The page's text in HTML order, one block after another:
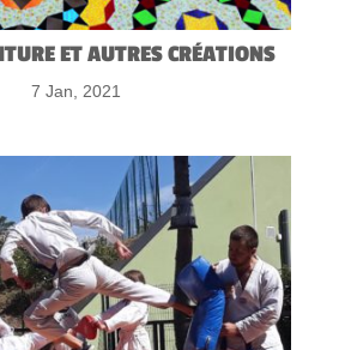
ET AUTRES CRÉATIONS
7 Jan, 2021